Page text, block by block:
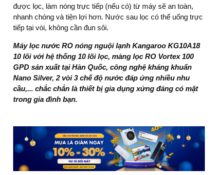
được lọc, làm nóng trực tiếp (nếu có) từ máy sẽ an toàn,
nhanh chóng và tiện lợi hơn. Nước sau lọc có thể uống trực
tiếp tại vòi, không cần đun sôi.
Máy lọc nước RO nóng nguội lạnh Kangaroo KG10A18
10 lõi với hệ thống 10 lõi lọc, màng lọc RO Vortex 100
GPD sản xuất tại Hàn Quốc, công nghệ kháng khuẩn
Nano Silver, 2 vòi 3 chế độ nước đáp ứng nhiều nhu
cầu,... chắc chắn là thiết bị gia dụng xứng đáng có mặt
trong gia đình bạn.